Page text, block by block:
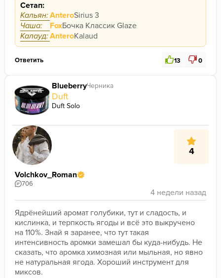
Сетап:
Кальян:AnteroSirius 3
Чаша:
FoxБочка Классик Glaze
Калауд:AnteroKalaud
Ответить 13 0
BlueberryЧерника
Duft
Duft Solo
4
Volchkov_Roman
706
Ядрёнейший аромат голубики, тут и сладость, и
кислинка, и терпкость ягоды и всё это выкручено
на 110%. Знай я заранее, что тут такая
интенсивность аромки замешал бы куда-нибудь. Не
сказать, что аромка химозная или мыльная, но явно
не натуральная ягода. Хороший инструмент для
миксов.